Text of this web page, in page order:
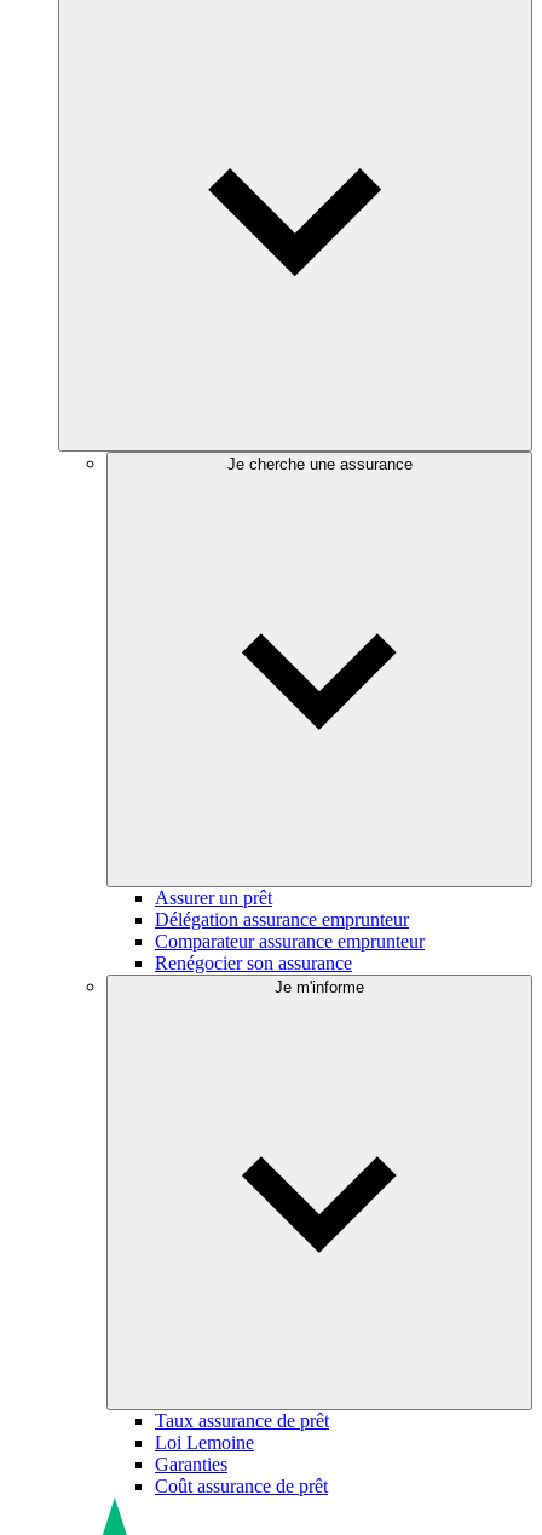
Je cherche une assurance
Assurer un prêt
Délégation assurance emprunteur
Comparateur assurance emprunteur
Renégocier son assurance
Je m'informe
Taux assurance de prêt
Loi Lemoine
Garanties
Coût assurance de prêt